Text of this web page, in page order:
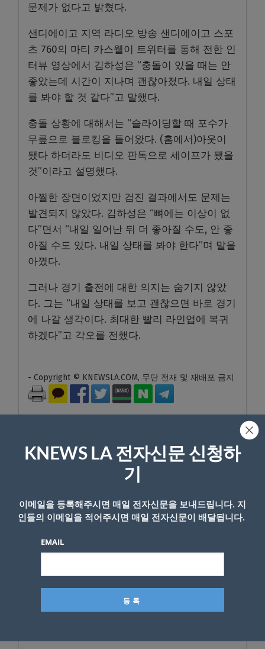
문제가 없다고 밝혔다.
샌디에이고 지역 라디오 방송 샌디에이고 스포
츠 760의 마티 카스웰이 트위터를 통해 전한 인
터뷰 영상에서 김하성은 “충돌이 있을 때는 안
좋았는데 시간이 지나며 괜찮아졌다. 내일 상태
를 봐야 할 것 같다”고 말했다.
충돌 상황에 대해서는 “슬라이딩할 때 포수가
무릎으로 블로킹을 들어왔다. (홈에서)아웃이
됐다 하더라도 비디오 판독으로 세이프가 됐을
것”이라고 설명했다.
아찔한 장면이었지만 검진 결과에서도 문제는
발견되지 않았다. 김하성은 “뼈에는 이상이 없
다”면서 “내일 일어난 뒤 더 좋아질 수도, 안 좋
아질 수도 있다. 내일 상태를 봐야 한다”며 말을
아꼈다.
그러나 경기 출전에 대한 의지는 숨기지 않았
다. 그는 “내일 상태를 보고 괜찮으면 바로 경기
에 나갈 생각이다. 최대한 빨리 라인업에 복귀
하겠다”고 각오를 전했다.
- Copyright © KNEWSLA.COM, 무단 전재 및 재배포 금지
이메일 주소는 공개되지 않습니다. 필수 필드는
로 표시됩니
다
KNEWS LA 전자신문 신청하
기
이메일을 등록해주시면 매일 전자신문을 보내드립니다. 지
인들의 이메일을 적어주시면 매일 전자신문이 배달됩니다.
EMAIL